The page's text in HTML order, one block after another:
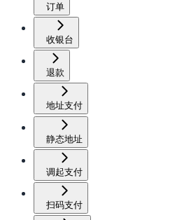
订单
收银台
退款
地址支付
静态地址
调起支付
扫码支付